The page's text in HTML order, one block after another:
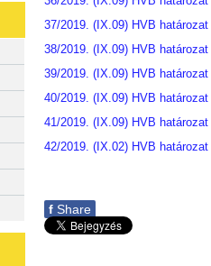
37/2019. (IX.09) HVB
38/2019. (IX.09) HVB
39/2019. (IX.09) HVB
40/2019. (IX.09) HVB
41/2019. (IX.09) HVB
42/2019. (IX.02) HVB
f Share